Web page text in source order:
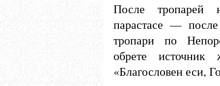
После
парастасе —
тропари по
обрете
«Благословен еси,